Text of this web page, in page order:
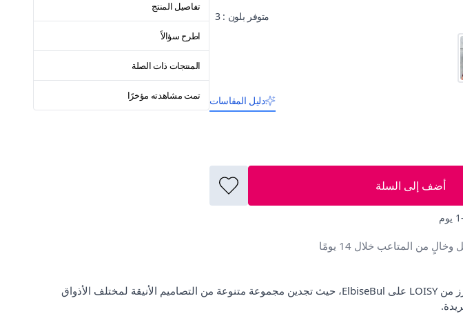
متوفر بلون : 3
دليل المقاسات
أضف إلى السلة
من المتاعب خلال 14 يومًا
تفاصيل المنتج
اطرح سؤالاً
المنتجات ذات الصلة
تمت مشاهدته مؤخرًا
اكتشفي كنزة التريكو المزينة بالخرز من LOISY على ElbiseBul، حيث تجدين مجموعة متنوعة من التصاميم الأنيقة لمختلف الأذواق